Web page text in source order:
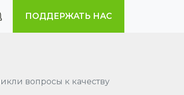
ПОДДЕРЖАТЬ НАС
вопросы к качеству